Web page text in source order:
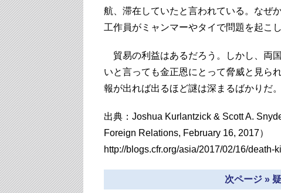
航、滞在していたと言われている。なぜ
工作員がミャンマーやタイで問題を起こ
貿易の利益はあるだろう。しかし、両
いと言っても金正恩にとって脅威と見ら
報が出れば出るほど謎は深まるばかりだ。
出典：Joshua Kurlantzick & Scott A.
Foreign Relations, February 16, 2017）
http://blogs.cfr.org/asia/2017/02/16/death-
次ページ »